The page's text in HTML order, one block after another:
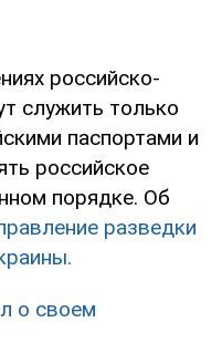
российско-
служить только
паспортами и
российское
порядке. Об
разведки
о своем